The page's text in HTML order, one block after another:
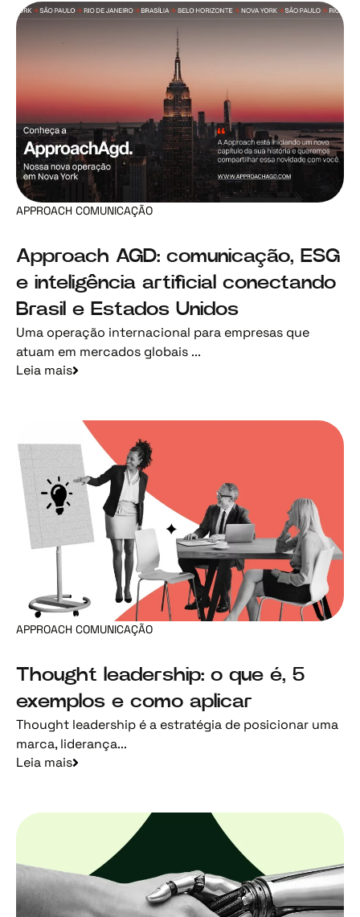
APPROACH COMUNICAÇÃO
Approach AGD: comunicação, ESG
e inteligência artificial conectando
Brasil e Estados Unidos
Uma operação internacional para empresas que
atuam em mercados globais ...
Leia mais
APPROACH COMUNICAÇÃO
Thought leadership: o que é, 5
exemplos e como aplicar
Thought leadership é a estratégia de posicionar uma
marca, liderança...
Leia mais